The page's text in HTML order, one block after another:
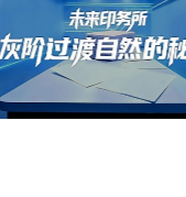
(2)
传播
为微至航空科技公